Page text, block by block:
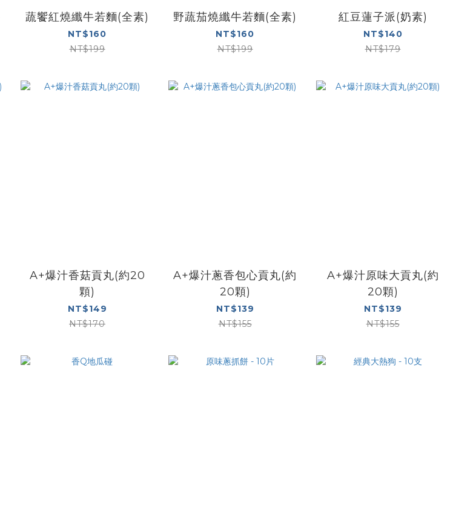
蔬饗紅燒纖牛若麵(全素)
NT$160
NT$199
野蔬茄燒纖牛若麵(全素)
NT$160
NT$199
紅豆蓮子派(奶素)
NT$140
NT$179
A+爆汁香菇貢丸(約20
顆)
NT$149
NT$170
A+爆汁蔥香包心貢丸(約
20顆)
NT$139
NT$155
A+爆汁原味大貢丸(約
20顆)
NT$139
NT$155